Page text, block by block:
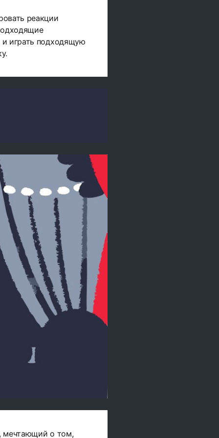
реакции
и играть подходящую
мечтающий о том,